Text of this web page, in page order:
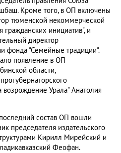
Кроме того, в ОП включены
тюменской некоммерческой
гражданских инициатив", и
директор
фонда "Семейные традиции".
появление в ОП
области,
Урала" Анатолия
состав ОП вошли
председателя издательского
Кирилл Мирейский и
Феофан.